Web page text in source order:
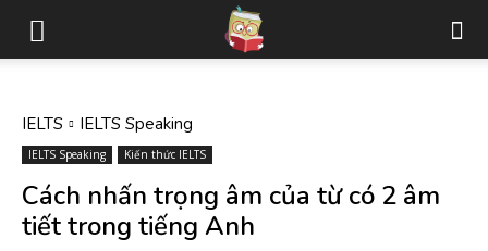
IELTS IELTS Speaking
IELTS Speaking Kiến thức IELTS
Cách nhấn trọng âm của từ có 2 âm
tiết trong tiếng Anh